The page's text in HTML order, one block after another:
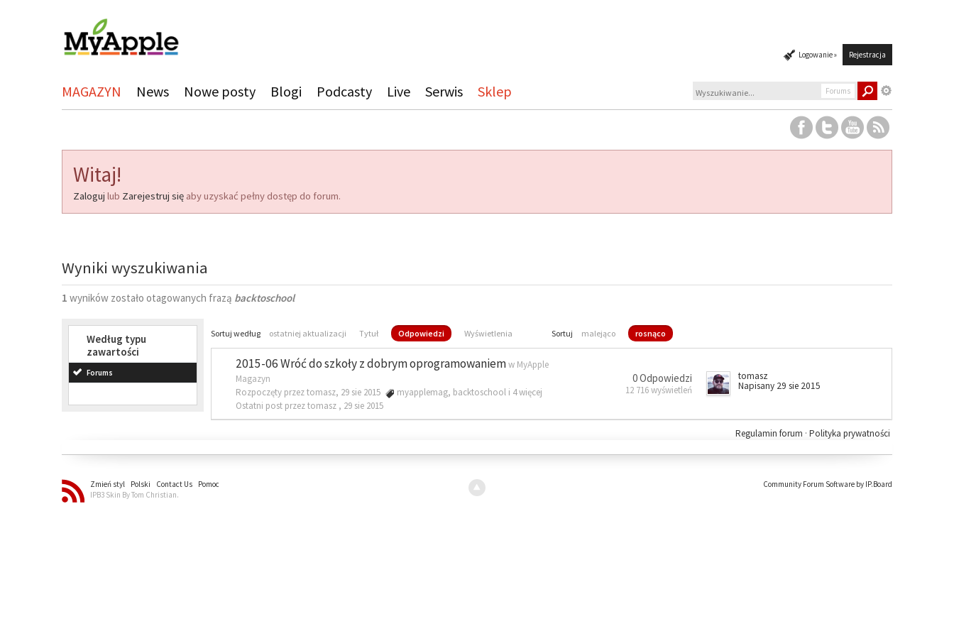
Logowanie » Rejestracja
MAGAZYN News Nowe posty Blogi Podcasty Live Serwis Sklep Forums
Witaj!
Zaloguj lub Zarejestruj się aby uzyskać pełny dostęp do forum.
Wyniki wyszukiwania
1 wyników zostało otagowanych frazą backtoschool
Według typu
zawartości
Forums
Sortuj według ostatniej aktualizacji Tytuł Odpowiedzi Wyświetlenia Sortuj malejąco rosnąco
2015-06 Wróć do szkoły z dobrym oprogramowaniemw MyApple
Magazyn
Rozpoczęty przez tomasz, 29 sie 2015
myapplemag, backtoschool i 4 więcej
Ostatni post przez tomasz , 29 sie 2015
0 Odpowiedzi
12 716 wyświetleń
tomasz
Napisany 29 sie 2015
Polityka prywatności
Regulamin forum ·
Zmień styl Polski Contact Us
Pomoc
IPB3 Skin By Tom Christian.
Community Forum Software by IP.Board